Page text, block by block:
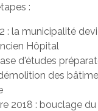
:
: la municipalité
Hôpital
d'études
des
2018 : bouclage